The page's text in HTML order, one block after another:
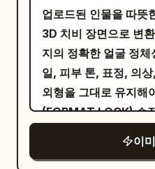
the canvas, crop
the edges, avoid
characters, and do
watermark, or text.
일: 메인 인물과 툇마
사진 스타일로 표현.
3D 치비 모델로 렌더
색, 노란색의 손그림
"SUMMER",
사체와 치비 캐릭터의
것; 손과 병의 파지법
강조된 반짝이는 로즈
와 소매를 걷어 올린
임이 느껴지는 고급스
그리고 광택이 나는 머
자이너 힐을 신고 있습
을 살짝 굽힌 생기 있
블라우스 양옆을 잡고
적인 실루엣을 연출합
동일한 행복한 얼굴의
업로드된 인물을 따뜻
3D 치비 장면으로 변
지의 정확한 얼굴 정
일, 피부 톤, 표정, 의
외형을 그대로 유지해야 합니
(FORMAT LOCK) 수
은 구도. 고급스러운
이